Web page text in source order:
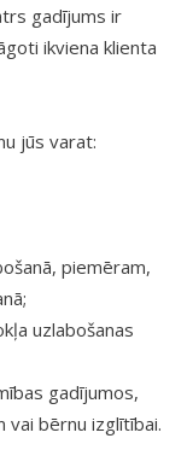
gadījums ir
ikviena klienta
jūs varat:
piemēram,
uzlabošanas
gadījumos,
vai bērnu izglītībai.